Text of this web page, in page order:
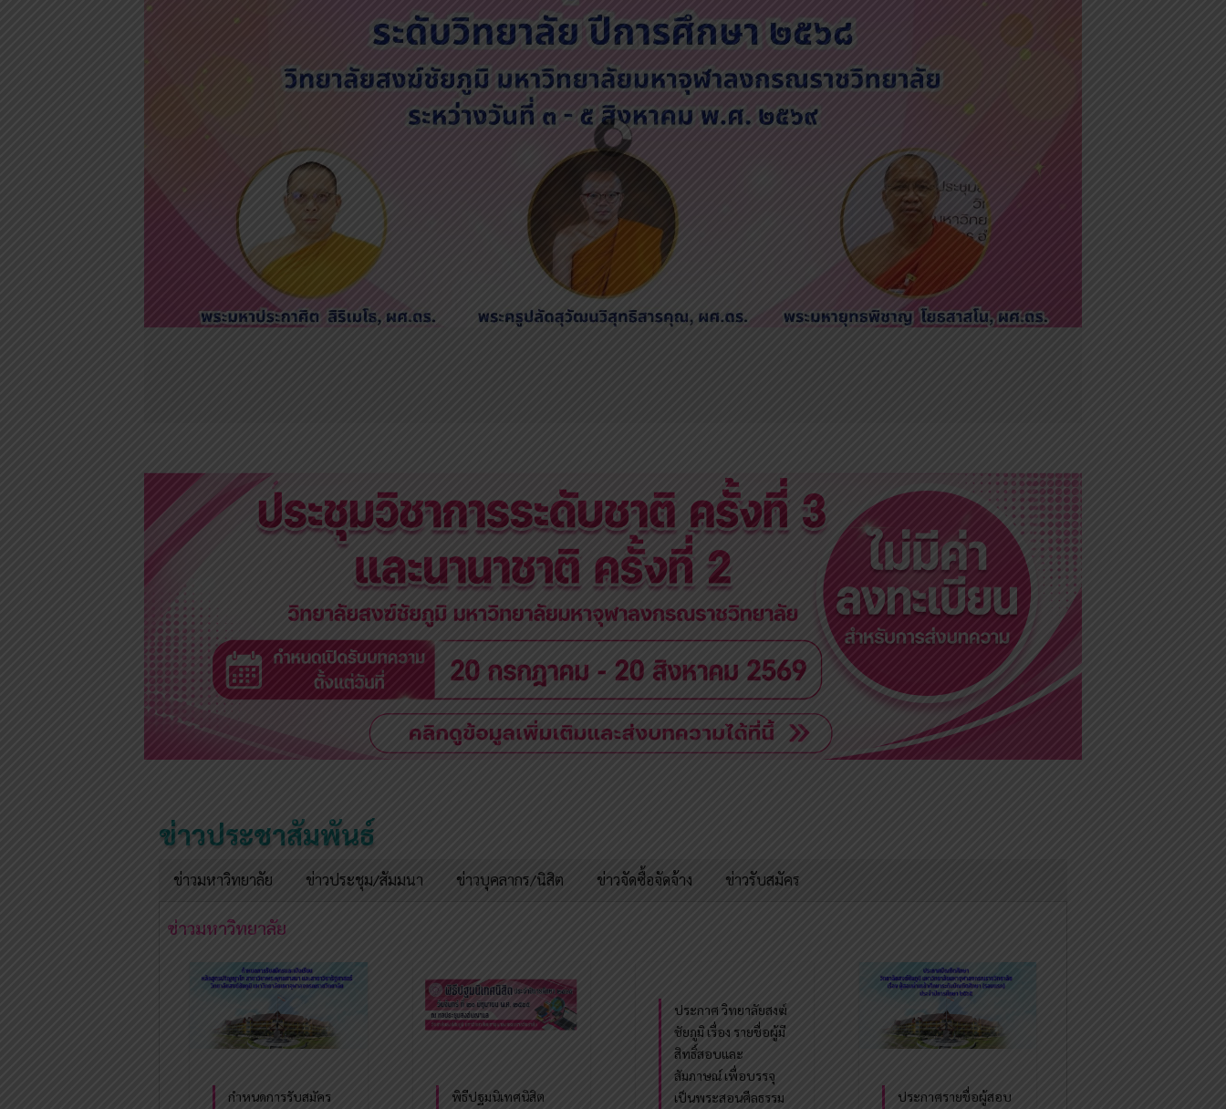
ข่าวประชาสัมพันธ์
ข่าวมหาวิทยาลัย ข่าวประชุม/สัมมนา ข่าวบุคลากร/นิสิต ข่าวจัดซื้อจัดจ้าง ข่าวรับสมัคร
ข่าวมหาวิทยาลัย
กำหนดการรับสมัคร
พิธีปฐมนิเทศนิสิต
ประกาศ วิทยาลัยสงฆ์
ชัยภูมิ เรื่อง รายชื่อผู้มี
สิทธิ์สอบและ
สัมภาษณ์ เพื่อบรรจุ
เป็นพระสอนศีลธรรม
ประกาศรายชื่อผู้สอบ